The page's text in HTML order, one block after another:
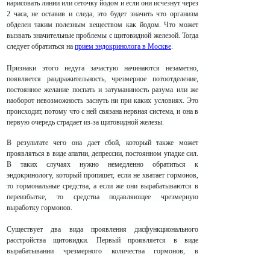
нарисовать линии или сеточку йодом и если они исчезнут через
2 часа, не оставив и следа, это будет значить что организм
обделен таким полезным веществом как йодом. Что может
вызвать значительные проблемы с щитовидной железой. Тогда
следует обратиться на прием эндокринолога в Москве.
Признаки этого недуга зачастую начинаются незаметно,
появляется раздражительность, чрезмерное потоотделение,
постоянное желание поспать и затуманиность разума или же
наоборот невозможность заснуть ни при каких условиях. Это
происходит, потому что с ней связана нервная система, и она в
первую очередь страдает из-за щитовидной железы.
В результате чего она дает сбой, который также может
проявляться в виде апатии, депрессии, постоянном упадке сил.
В таких случаях нужно немедленно обратиться к
эндокринологу, который пропишет, если не хватает гормонов,
то гормональные средства, а если же они вырабатываются в
переизбытке, то средства подавляющее чрезмерную
выработку гормонов.
Существует два вида проявления дисфункционального
расстройства щитовидки. Первый проявляется в виде
вырабатывании чрезмерного количества гормонов, в